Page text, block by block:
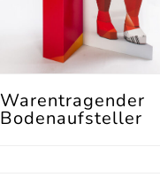
Warentragender
Bodenaufsteller